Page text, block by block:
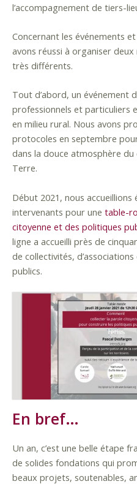
l’accompagnement de tiers-
Concernant les événements
avons réussi à organiser
très différents.
Tout d’abord, un événement
professionnels et particuliers
en milieu rural. Nous avons
protocoles en septembre
dans la douce atmosphère
Terre.
Début 2021, nous
intervenants pour une table-
citoyenne et des politiques
ligne a accueilli près de
de collectivités,
publics.
En bref…
Un an, c’est une belle étape
de solides fondations qui
beaux projets, soutenables,